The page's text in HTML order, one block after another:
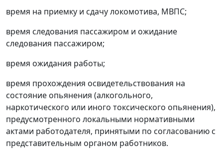
время на приемку и сдачу локомотива, МВПС;
время следования пассажиром и ожидание
следования пассажиром;
время ожидания работы;
время прохождения освидетельствования на
состояние опьянения (алкогольного,
наркотического или иного токсического опьянения),
предусмотренного локальными нормативными
актами работодателя, принятыми по согласованию с
представительным органом работников.